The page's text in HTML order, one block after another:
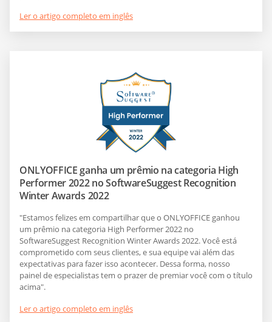
Ler o artigo completo em inglês
ONLYOFFICE ganha um prêmio na categoria High
Performer 2022 no SoftwareSuggest Recognition
Winter Awards 2022
"Estamos felizes em compartilhar que o ONLYOFFICE ganhou
um prêmio na categoria High Performer 2022 no
SoftwareSuggest Recognition Winter Awards 2022. Você está
comprometido com seus clientes, e sua equipe vai além das
expectativas para fazer isso acontecer. Dessa forma, nosso
painel de especialistas tem o prazer de premiar você com o título
acima".
Ler o artigo completo em inglês